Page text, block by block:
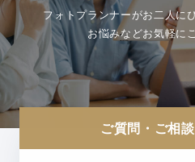
フォトプランナーがお二人に
お悩みなどお気軽に
ご質問・ご相